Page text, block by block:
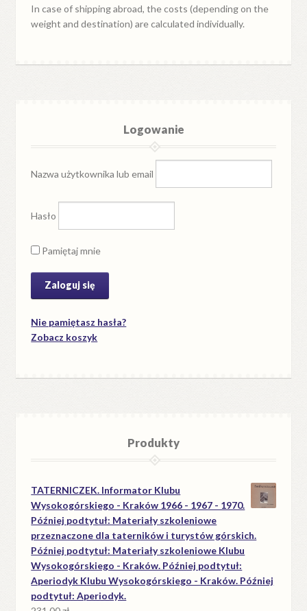
In case of shipping abroad, the costs (depending on the
weight and destination) are calculated individually.
Logowanie
Nazwa użytkownika lub email
Hasło
Pamiętaj mnie
Nie pamiętasz hasła?
Zobacz koszyk
Produkty
TATERNICZEK. Informator Klubu
Wysokogórskiego - Kraków 1966 - 1967 - 1970.
Później podtytuł: Materiały szkoleniowe
przeznaczone dla taterników i turystów górskich.
Później podtytuł: Materiały szkoleniowe Klubu
Wysokogórskiego - Kraków. Później podtytuł:
Aperiodyk Klubu Wysokogórskiego - Kraków. Później
podtytuł: Aperiodyk.